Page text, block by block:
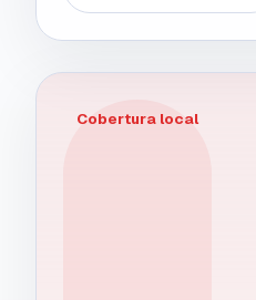
Cobertura local